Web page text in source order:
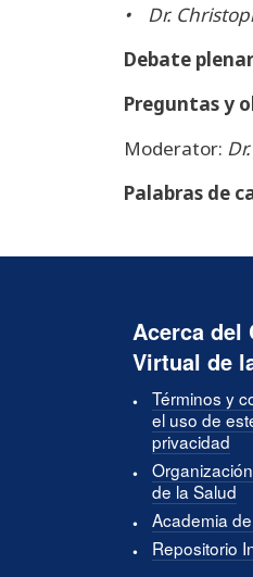
• Dr.
Debate
Preguntas y
Moderator:
Palabras de
Acerca del
Virtual de
Términos y
el uso de
privacidad
de la Salud
Academia
Repositorio